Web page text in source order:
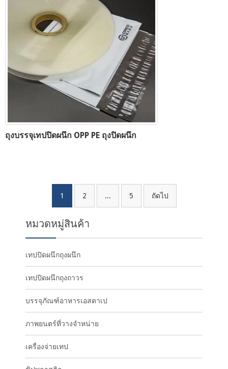
ถุงบรรจุเทปปิดผนึก OPP PE ถุงปิดผนึก
นำทาง
เรื่อง
1 2 ... 5 ถัดไป
หมวดหมู่สินค้า
เทปปิดผนึกถุงผนึก
เทปปิดผนึกถุงถาวร
บรรจุภัณฑ์อาหารเอสตาเป
ภาพยนตร์ที่วางจำหน่าย
เครื่องจ่ายเทป